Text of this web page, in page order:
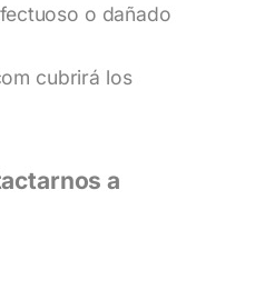
o dañado
cubrirá los
a